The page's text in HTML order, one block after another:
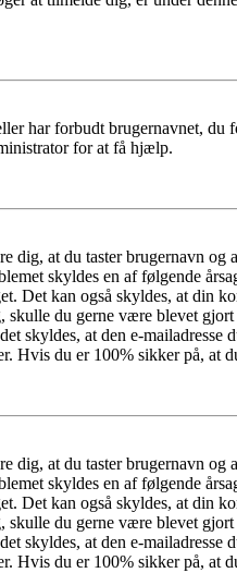
har forbudt brugernavnet,
for at få hjælp.
at du taster brugernavn og
skyldes en af følgende
Det kan også skyldes, at din
skulle du gerne være blevet
skyldes, at den e-
Hvis du er 100% sikker på, at
at du taster brugernavn og
skyldes en af følgende
Det kan også skyldes, at din
skulle du gerne være blevet
skyldes, at den e-
Hvis du er 100% sikker på, at